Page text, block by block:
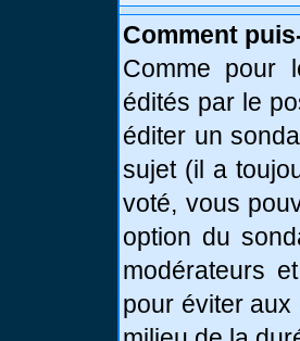
Comment
Comme pour
édités par le
éditer un
sujet (il a
voté, vous
option du
modérateurs
pour éviter